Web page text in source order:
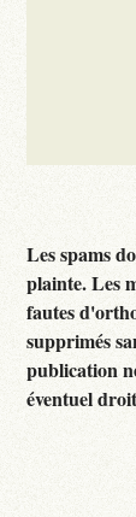
Les spams
plainte. Les
fautes
supprimés
publication
éventuel